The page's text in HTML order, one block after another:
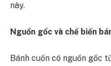
này.
Nguồn gốc và chế biến
Bánh cuốn có nguồn gốc